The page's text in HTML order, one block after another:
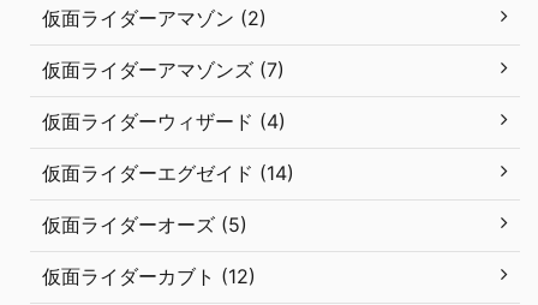
仮面ライダーアマゾン (2)
仮面ライダーアマゾンズ (7)
仮面ライダーウィザード (4)
仮面ライダーエグゼイド (14)
仮面ライダーオーズ (5)
仮面ライダーカブト (12)